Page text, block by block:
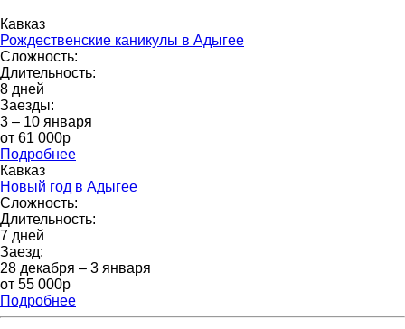
Кавказ
Рождественские каникулы в Адыгее
Сложность:
Длительность:
8 дней
Заезды:
3 – 10 января
от 61 000p
Подробнее
Кавказ
Новый год в Адыгее
Сложность:
Длительность:
7 дней
Заезд:
28 декабря – 3 января
от 55 000р
Подробнее